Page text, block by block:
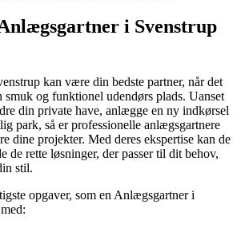
i Svenstrup
kan være din bedste partner, når det
smuk og funktionel udendørs plads. Uanset
din private have, anlægge en ny indkørsel
park, så er professionelle anlægsgartnere
dine projekter. Med deres ekspertise kan de
de rette løsninger, der passer til dit behov,
stil.
opgaver, som en Anlægsgartner i